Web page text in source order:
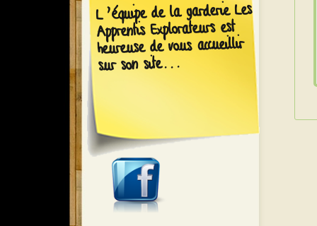
L’équipe de la garderie Les
Apprentis Explorateurs est
heureuse de vous accueillir
sur son site...